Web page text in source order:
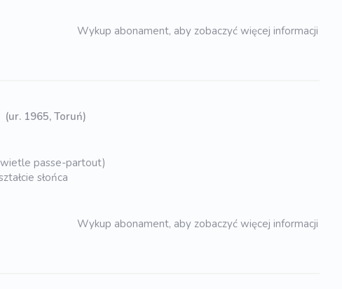
Wykup abonament, aby zobaczyć więcej informacji
(ur. 1965, Toruń)
passe-partout)
słońca
Wykup abonament, aby zobaczyć więcej informacji